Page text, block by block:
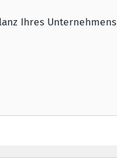
Ihres Unternehmens